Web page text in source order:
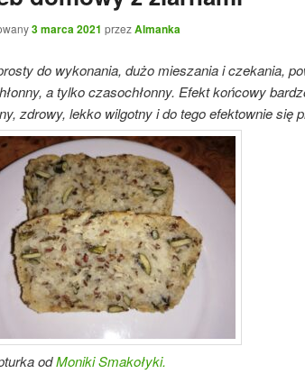
3 marca 2021 przezAlmanka
do wykonania, dużo mieszania i czekania,
a tylko czasochłonny. Efekt końcowy
zdrowy, lekko wilgotny i do tego efektownie się
odMoniki Smakołyki.